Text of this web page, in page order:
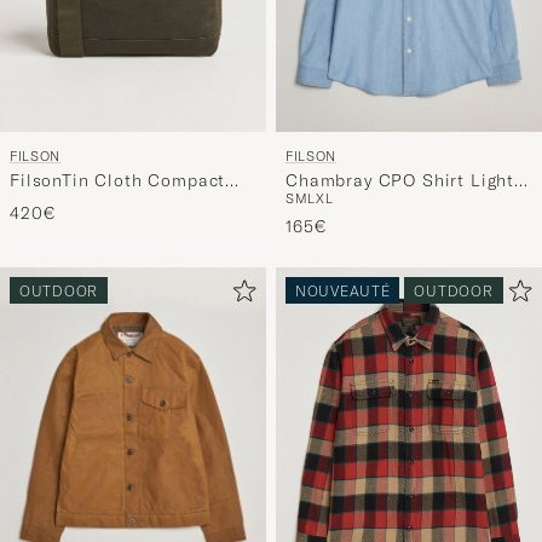
FILSON
FilsonTin Cloth Compact
BriefcaseOtter Green
420€
FILSON
Chambray CPO Shirt Light
Indigo
SMLXL
165€
OUTDOOR NOUVEAUTÉ OUTDOOR